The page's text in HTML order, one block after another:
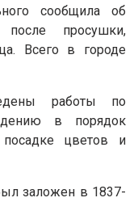
сообщила об
после просушки,
Всего в городе
работы по
в порядок
цветов и
заложен в 1837-